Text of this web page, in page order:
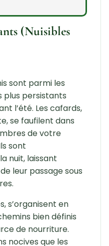
(Nuisibles
sont parmi les
plus persistants
l’été. Les cafards,
se faufilent dans
de votre
sont
nuit, laissant
leur passage sous
s’organisent en
bien définis
de nourriture.
nocives que les